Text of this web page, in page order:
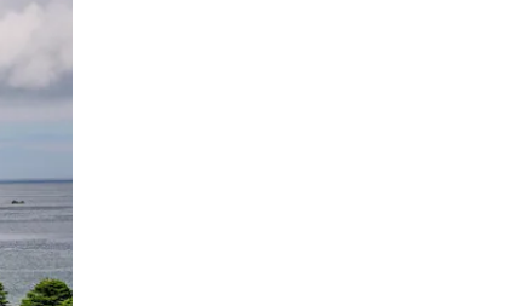
o dedo na tela.